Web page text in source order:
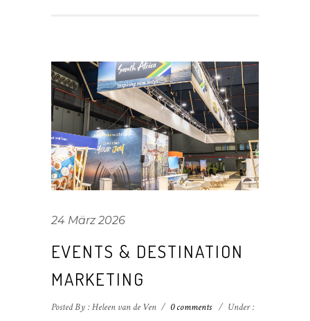
24 März 2026
EVENTS & DESTINATION
MARKETING
Posted By : Heleen van de Ven / 0 comments / Under :